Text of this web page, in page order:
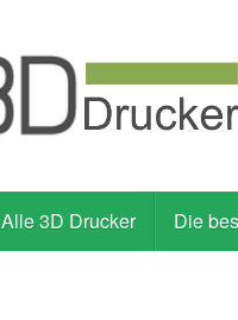
Alle 3D Drucker Die